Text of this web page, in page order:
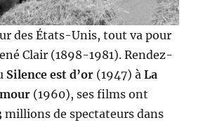
des États-Unis, tout va pour
Clair (1898-1981). Rendez-
Silence est d’or (1947) àLa
(1960), ses films ont
millions de spectateurs dans